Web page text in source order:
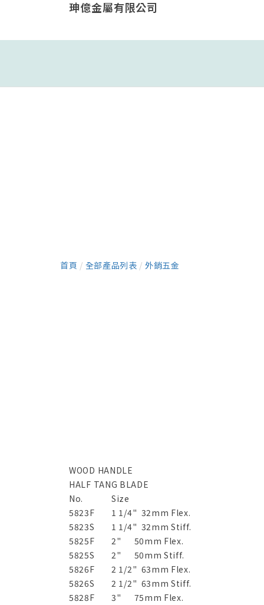
珅億金屬有限公司
首頁 / 全部產品列表 / 外銷五金
WOOD HANDLE
HALF TANG BLADE
No.
Size
5823F
1 1/4" 32mm Flex.
5823S
1 1/4" 32mm Stiff.
5825F
2" 50mm Flex.
5825S
2" 50mm Stiff.
5826F
2 1/2" 63mm Flex.
5826S
2 1/2" 63mm Stiff.
5828F
3" 75mm Flex.